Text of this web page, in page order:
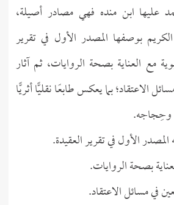
عليها ابن منده فهي مصادر أصيلة،
بوصفها المصدر الأول في تقرير
مع العناية بصحة الروايات، ثم آثار
الاعتقاد؛ بما يعكس طابعًا نقليًّا أثريًّا
وحِجاجه.
الأول في تقرير العقيدة.
بصحة الروايات.
في مسائل الاعتقاد.